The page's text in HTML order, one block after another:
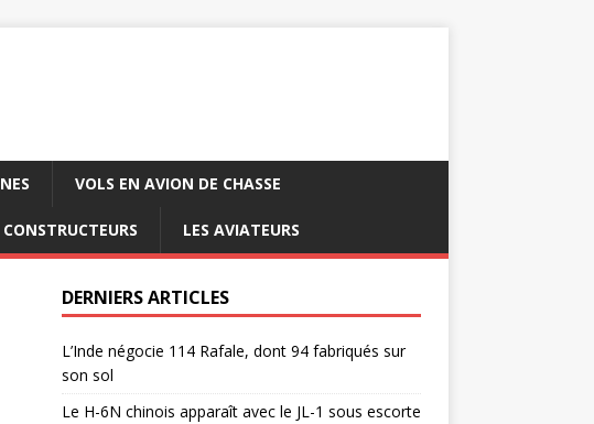
VOLS EN AVION DE CHASSE
CONSTRUCTEURS LES AVIATEURS
DERNIERS ARTICLES
L’Inde négocie 114 Rafale, dont 94 fabriqués sur
son sol
Le H-6N chinois apparaît avec le JL-1 sous escorte